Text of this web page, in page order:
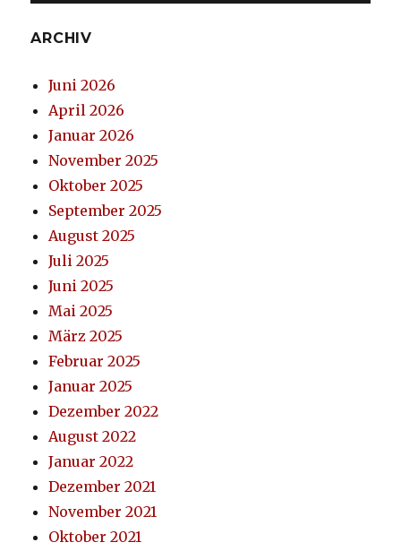
ARCHIV
Juni 2026
April 2026
Januar 2026
November 2025
Oktober 2025
September 2025
August 2025
Juli 2025
Juni 2025
Mai 2025
März 2025
Februar 2025
Januar 2025
Dezember 2022
August 2022
Januar 2022
Dezember 2021
November 2021
Oktober 2021